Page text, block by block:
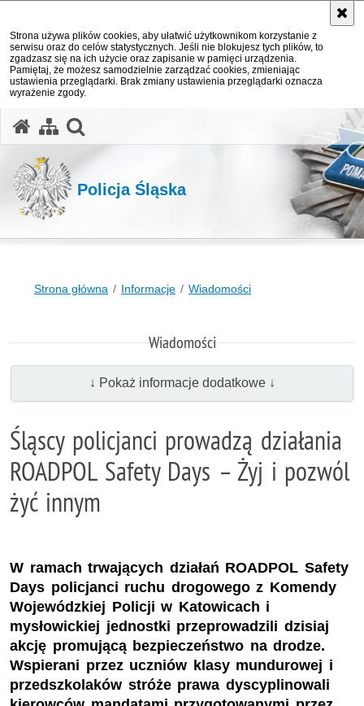
Strona używa plików cookies, aby ułatwić użytkownikom korzystanie z
serwisu oraz do celów statystycznych. Jeśli nie blokujesz tych plików, to
zgadzasz się na ich użycie oraz zapisanie w pamięci urządzenia.
Pamiętaj, że możesz samodzielnie zarządzać cookies, zmieniając
ustawienia przeglądarki. Brak zmiany ustawienia przeglądarki oznacza
wyrażenie zgody.
Policja Śląska
Strona główna Informacje Wiadomości
Wiadomości
↓ Pokaż informacje dodatkowe ↓
Śląscy policjanci prowadzą działania
ROADPOL Safety Days – Żyj i pozwól
żyć innym
W ramach trwających działań ROADPOL Safety
Days policjanci ruchu drogowego z Komendy
Wojewódzkiej Policji w Katowicach i
mysłowickiej jednostki przeprowadzili dzisiaj
akcję promującą bezpieczeństwo na drodze.
Wspierani przez uczniów klasy mundurowej i
przedszkolaków stróże prawa dyscyplinowali